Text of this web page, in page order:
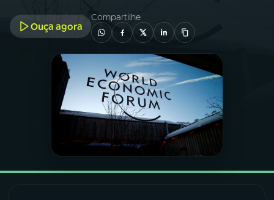
03PROGRAMAÇÃO
PROGRAMAS
PODCASTS
VIDEOCASTS
Ouça agora
Compartilhe